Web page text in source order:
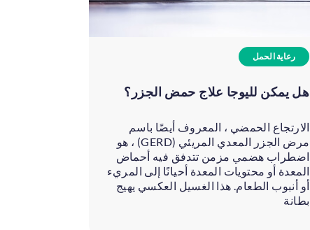
رعاية الحمل
هل يمكن لليوجا علاج حمض الجزر؟
الارتجاع الحمضي ، المعروف أيضًا باسم
مرض الجزر المعدي المريئي (GERD) ، هو
اضطراب هضمي مزمن تتدفق فيه أحماض
المعدة أو محتويات المعدة أحيانًا إلى المريء
أو أنبوب الطعام. هذا الغسيل العكسي يهيج
بطانة